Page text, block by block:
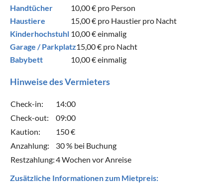
Handtücher
10,00 € pro Person
Haustiere
15,00 € pro Haustier pro Nacht
Kinderhochstuhl 10,00 €einmalig
Garage / Parkplatz15,00 € pro Nacht
Babybett
10,00 €einmalig
Hinweise des Vermieters
Check-in:
14:00
Check-out:
09:00
Kaution:
150 €
Anzahlung:
30 % bei Buchung
Restzahlung:4 Wochen vor Anreise
Zusätzliche Informationen zum Mietpreis: